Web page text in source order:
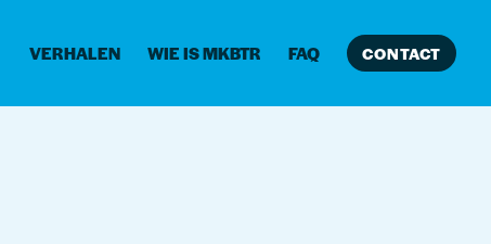
VERHALEN WIE IS MKBTR FAQ CONTACT